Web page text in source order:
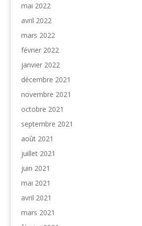
mai 2022
avril 2022
mars 2022
février 2022
janvier 2022
décembre 2021
novembre 2021
octobre 2021
septembre 2021
août 2021
juillet 2021
juin 2021
mai 2021
avril 2021
mars 2021